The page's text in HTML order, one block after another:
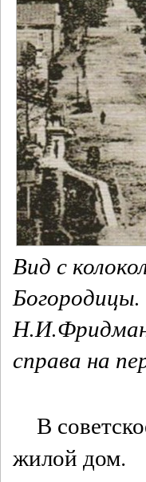
Вид с
справа на
В
жилой дом.